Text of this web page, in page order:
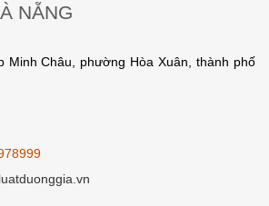
NẴNG
Minh Châu, phường Hòa Xuân, thành phố